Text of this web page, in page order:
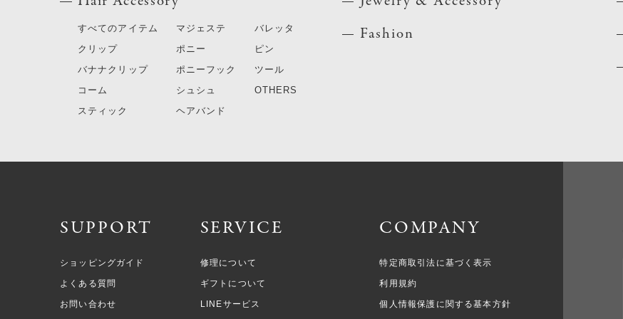
すべてのアイテム
クリップ
バナナクリップ
コーム
スティック
マジェステ
ポニー
ポニーフック
シュシュ
ヘアバンド
バレッタ
ピン
ツール
OTHERS
Fashion
SUPPORT
ショッピングガイド
よくある質問
お問い合わせ
SERVICE
修理について
ギフトについて
LINEサービス
COMPANY
特定商取引法に基づく表示
利用規約
個人情報保護に関する基本方針